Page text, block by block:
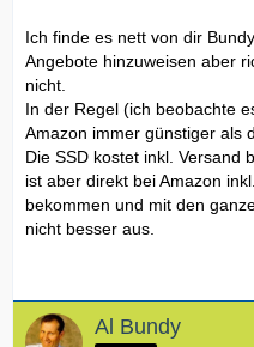
Ich finde es nett von dir
Angebote hinzuweisen aber
nicht.
In der Regel (ich beobachte
Amazon immer günstiger als
Die SSD kostet inkl. Versand
ist aber direkt bei Amazon
bekommen und mit den
nicht besser aus.
Al Bundy